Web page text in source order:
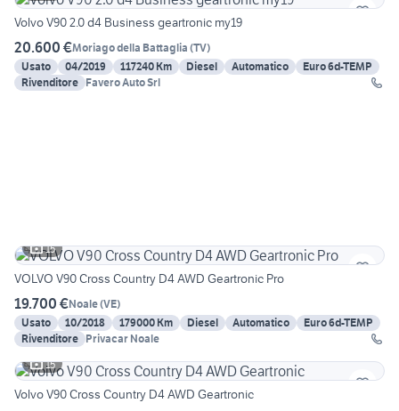
Volvo V90 2.0 d4 Business geartronic my19
20.600 €Moriago della Battaglia (TV)
Usato
04/2019 117240 Km Diesel Automatico
Euro 6d-TEMP
Rivenditore Favero Auto Srl
15
VOLVO V90 Cross Country D4 AWD Geartronic Pro
19.700 €Noale(VE)
Usato
10/2018 179000 Km Diesel Automatico
Euro 6d-TEMP
Rivenditore Privacar Noale
15
Volvo V90 Cross Country D4 AWD Geartronic